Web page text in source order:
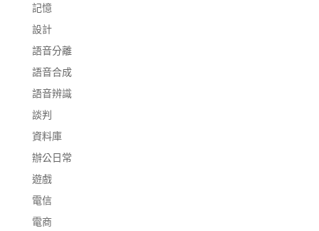
記憶
設計
語音分離
語音合成
語音辨識
談判
資料庫
辦公日常
遊戲
電信
電商